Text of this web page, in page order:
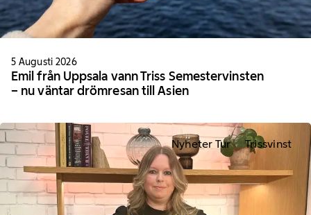
5 Augusti 2026
Emil från Uppsala vann Triss Semestervinsten
– nu väntar drömresan till Asien
Nyheter Tur Trissvinst